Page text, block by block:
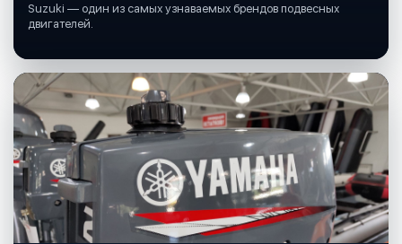
Suzuki — один из самых узнаваемых брендов подвесных
двигателей.